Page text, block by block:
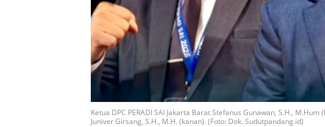
Ketua DPC PERADI SAI Jakarta Barat Stefanus Gunawan, S.H.,
Juniver Girsang, S.H., M.H. (kanan). (Foto: Dok. Sudutpandang.id)